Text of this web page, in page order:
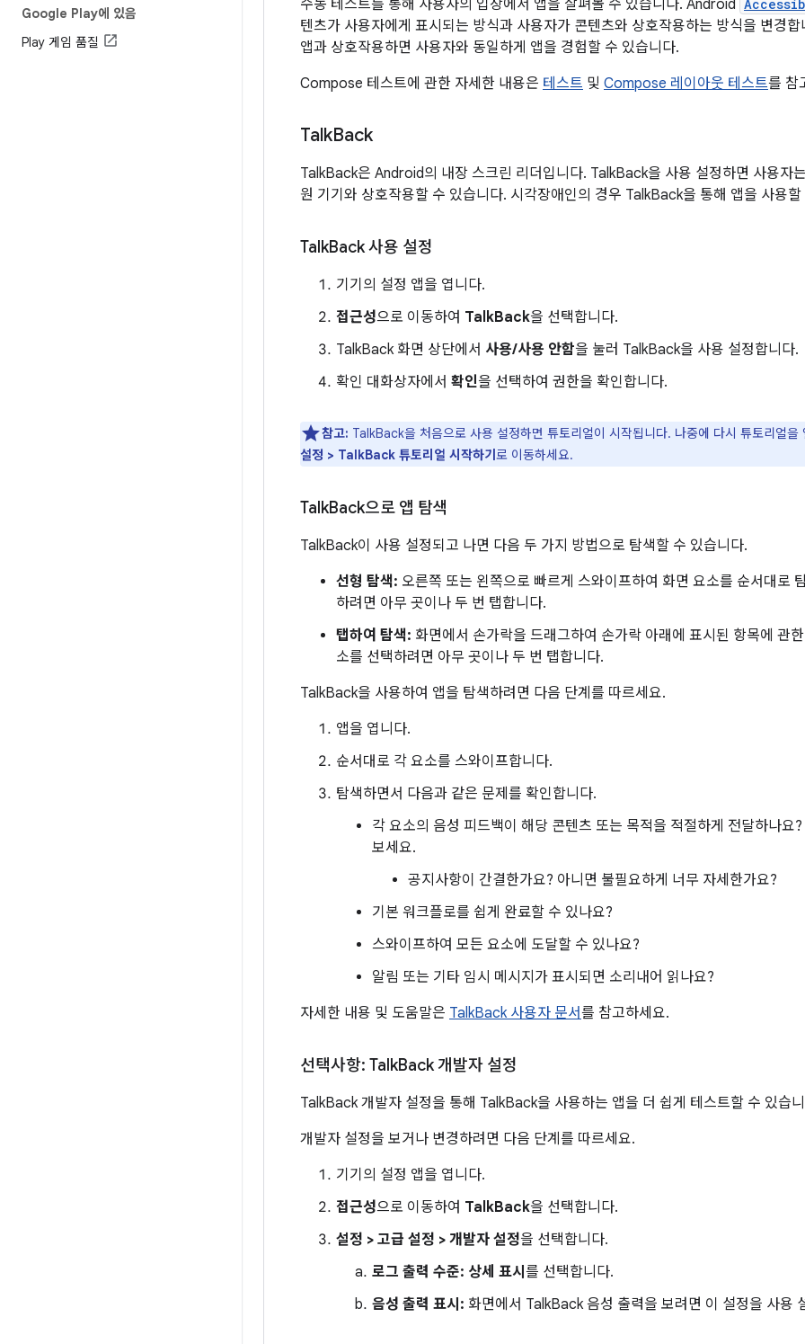
Google Play에 있음
Play 게임 품질
수동 테스트를 통해 사용자의 입장에서 앱을 살펴볼 수 있습니다. Android
텐츠가 사용자에게 표시되는 방식과 사용자가 콘텐츠와 상호작용하는 방식을 변경
앱과 상호작용하면 사용자와 동일하게 앱을 경험할 수 있습니다.
Compose 테스트에 관한 자세한 내용은 테스트 및 Compose 레이아웃 테스트를 참
TalkBack
TalkBack은 Android의 내장 스크린 리더입니다. TalkBack을 사용 설정하면 사용자
원 기기와 상호작용할 수 있습니다. 시각장애인의 경우 TalkBack을 통해 앱을 사용
TalkBack 사용 설정
기기의 설정 앱을 엽니다.
접근성으로 이동하여 TalkBack을 선택합니다.
TalkBack 화면 상단에서 사용/사용 안함을 눌러 TalkBack을 사용 설정합니다.
확인 대화상자에서 확인을 선택하여 권한을 확인합니다.
참고: TalkBack을 처음으로 사용 설정하면 튜토리얼이 시작됩니다. 나중에 다시 튜토리얼
설정 > TalkBack 튜토리얼 시작하기 로 이동하세요.
TalkBack으로 앱 탐색
TalkBack이 사용 설정되고 나면 다음 두 가지 방법으로 탐색할 수 있습니다.
선형 탐색: 오른쪽 또는 왼쪽으로 빠르게 스와이프하여 화면 요소를 순서대로
하려면 아무 곳이나 두 번 탭합니다.
탭하여 탐색: 화면에서 손가락을 드래그하여 손가락 아래에 표시된 항목에 관
소를 선택하려면 아무 곳이나 두 번 탭합니다.
TalkBack을 사용하여 앱을 탐색하려면 다음 단계를 따르세요.
앱을 엽니다.
순서대로 각 요소를 스와이프합니다.
탐색하면서 다음과 같은 문제를 확인합니다.
각 요소의 음성 피드백이 해당 콘텐츠 또는 목적을 적절하게 전달하나요?
보세요.
공지사항이 간결한가요? 아니면 불필요하게 너무 자세한가요?
기본 워크플로를 쉽게 완료할 수 있나요?
스와이프하여 모든 요소에 도달할 수 있나요?
알림 또는 기타 임시 메시지가 표시되면 소리내어 읽나요?
자세한 내용 및 도움말은 TalkBack 사용자 문서를 참고하세요.
선택사항: TalkBack 개발자 설정
TalkBack 개발자 설정을 통해 TalkBack을 사용하는 앱을 더 쉽게 테스트할 수 있습
개발자 설정을 보거나 변경하려면 다음 단계를 따르세요.
기기의 설정 앱을 엽니다.
접근성으로 이동하여 TalkBack을 선택합니다.
설정 > 고급 설정 > 개발자 설정을 선택합니다.
로그 출력 수준: 상세 표시 를 선택합니다.
음성 출력 표시: 화면에서 TalkBack 음성 출력을 보려면 이 설정을 사용